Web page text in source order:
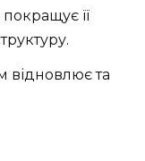
її
відновлює та